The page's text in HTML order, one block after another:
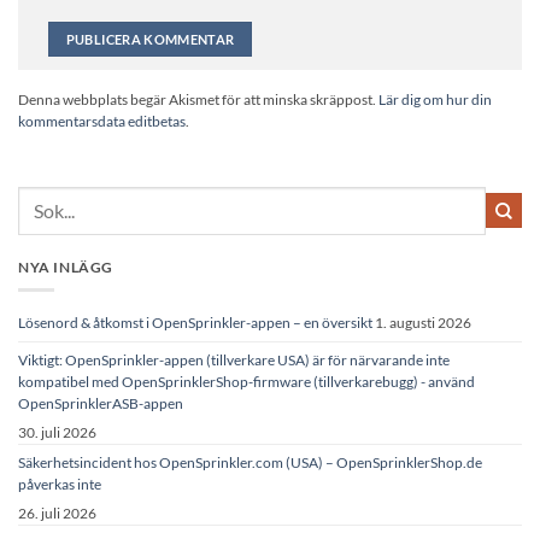
Denna webbplats begär Akismet för att minska skräppost. Lär dig om hur din
kommentarsdata editbetas
NYA INLÄGG
Lösenord & åtkomst i OpenSprinkler-appen – en översikt 1. augusti 2026
Viktigt: OpenSprinkler-appen (tillverkare USA) är för närvarande inte
kompatibel med OpenSprinklerShop-firmware (tillverkarebugg) - använd
OpenSprinklerASB-appen
30. juli 2026
Säkerhetsincident hos OpenSprinkler.com (USA) – OpenSprinklerShop.de
påverkas inte
26. juli 2026